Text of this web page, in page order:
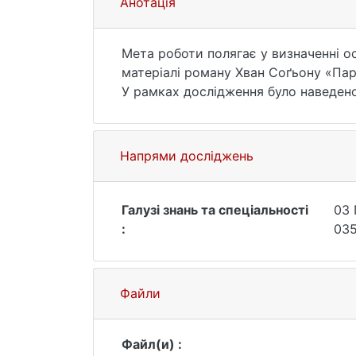
Мета роботи полягає у визначенні
матеріалі роману Хван Соґьону
У рамках дослідження було
Досліджено думки різних
функціонування говору та говірок,
Було визначено на прикладі двох
трансформаціями видозмінюють
постраждала, але завдяки підбору
За підсумками дослідження,
площинах, за правилами,
Напрями досліджень
Галузі знань та спеціальності
:
03
Файли
Файл(и) :